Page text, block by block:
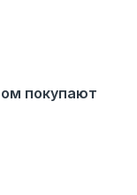
покупают